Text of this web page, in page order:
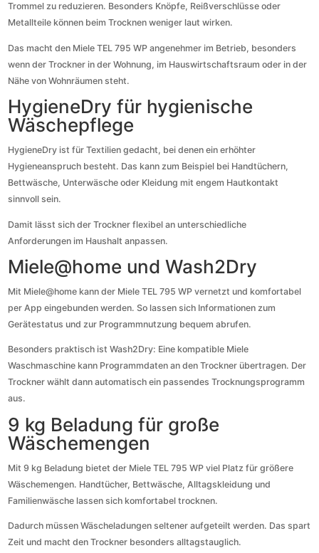
Trommel zu reduzieren. Besonders Knöpfe, Reißverschlüsse oder
Metallteile können beim Trocknen weniger laut wirken.
Das macht den Miele TEL 795 WP angenehmer im Betrieb, besonders
wenn der Trockner in der Wohnung, im Hauswirtschaftsraum oder in der
Nähe von Wohnräumen steht.
HygieneDry für hygienische
Wäschepflege
HygieneDry ist für Textilien gedacht, bei denen ein erhöhter
Hygieneanspruch besteht. Das kann zum Beispiel bei Handtüchern,
Bettwäsche, Unterwäsche oder Kleidung mit engem Hautkontakt
sinnvoll sein.
Damit lässt sich der Trockner flexibel an unterschiedliche
Anforderungen im Haushalt anpassen.
Miele@home und Wash2Dry
Mit Miele@home kann der Miele TEL 795 WP vernetzt und komfortabel
per App eingebunden werden. So lassen sich Informationen zum
Gerätestatus und zur Programmnutzung bequem abrufen.
Besonders praktisch ist Wash2Dry: Eine kompatible Miele
Waschmaschine kann Programmdaten an den Trockner übertragen. Der
Trockner wählt dann automatisch ein passendes Trocknungsprogramm
aus.
9 kg Beladung für große
Wäschemengen
Mit 9 kg Beladung bietet der Miele TEL 795 WP viel Platz für größere
Wäschemengen. Handtücher, Bettwäsche, Alltagskleidung und
Familienwäsche lassen sich komfortabel trocknen.
Dadurch müssen Wäscheladungen seltener aufgeteilt werden. Das spart
Zeit und macht den Trockner besonders alltagstauglich.